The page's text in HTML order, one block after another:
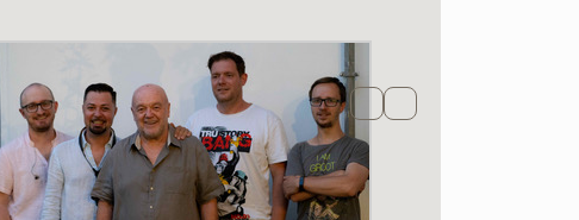
FacebookNewsletter